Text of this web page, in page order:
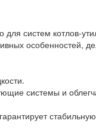
систем котлов-
системы и